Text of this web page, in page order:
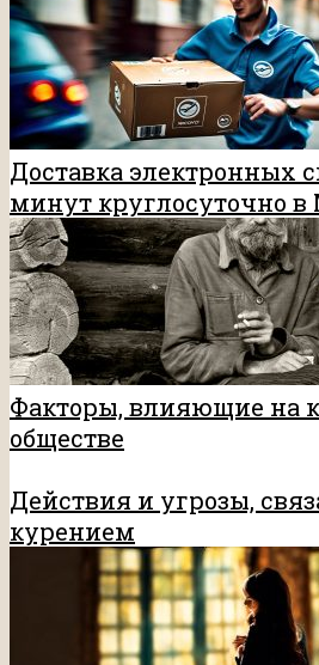
Доставка электронных
минут круглосуточно в
Факторы, влияющие на
обществе
Действия и угрозы,
курением